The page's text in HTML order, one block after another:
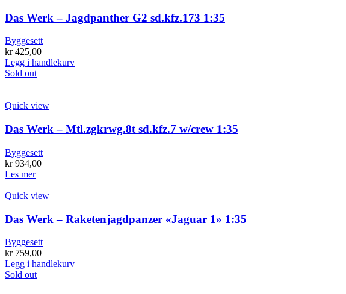
Das Werk – Jagdpanther G2 sd.kfz.173 1:35
Byggesett
kr425,00
Legg i handlekurv
Sold out
Quick view
Das Werk – Mtl.zgkrwg.8t sd.kfz.7 w/crew 1:35
Byggesett
kr934,00
Les mer
Quick view
Das Werk – Raketenjagdpanzer «Jaguar 1» 1:35
Byggesett
kr759,00
Legg i handlekurv
Sold out